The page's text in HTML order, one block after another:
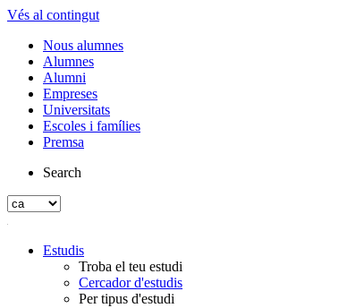
Vés al contingut
Nous alumnes
Alumnes
Alumni
Empreses
Universitats
Escoles i famílies
Premsa
Search
Estudis
Troba el teu estudi
Cercador d'estudis
Per tipus d'estudi